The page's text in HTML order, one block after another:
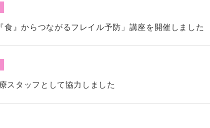
食』からつながるフレイル予防」講座を開催しました
スタッフとして協力しました